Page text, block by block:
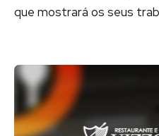
que mostrará os seus